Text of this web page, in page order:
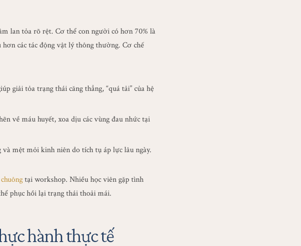
lan tỏa rõ rệt. Cơ thể con người có hơn 70% là
các tác động vật lý thông thường. Cơ chế
giải tỏa trạng thái căng thẳng, “quá tải” của hệ
về máu huyết, xoa dịu các vùng đau nhức tại
mệt mỏi kinh niên do tích tụ áp lực lâu ngày.
tại workshop. Nhiều học viên gặp tình
phục hồi lại trạng thái thoải mái.
hành thực tế